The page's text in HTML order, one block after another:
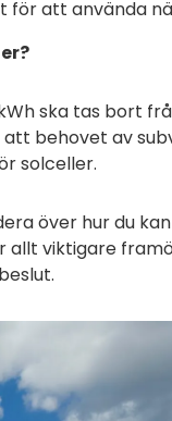
att använda
ska tas bort
behovet av
solceller.
över hur du
allt viktigare